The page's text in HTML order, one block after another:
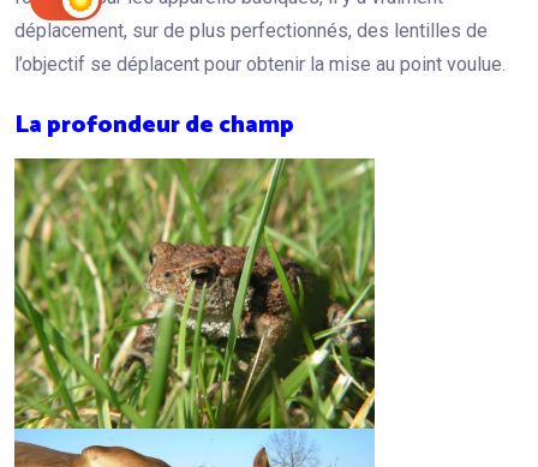
déplacement, sur de plus perfectionnés, des lentilles de
l’objectif se déplacent pour obtenir la mise au point voulue.
La profondeur de champ